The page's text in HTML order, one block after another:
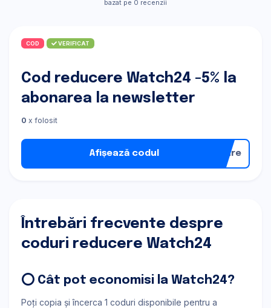
bazat pe 0 recenzii
COD VERIFICAT
Cod reducere Watch24 -5% la
abonarea la newsletter
0 x folosit
Afișează codul nare
Întrebări frecvente despre
coduri reducere Watch24
⭕ Cât pot economisi la Watch24?
Poți copia și încerca 1 coduri disponibile pentru a